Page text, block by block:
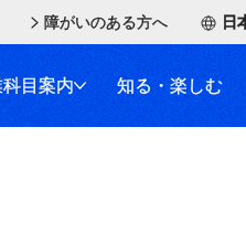
障がいのある方へ 日
目案内 知る・楽しむ